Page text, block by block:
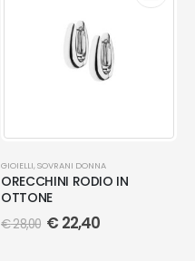
GIOIELLI, SOVRANI DONNA
ORECCHINI RODIO IN
OTTONE
€28,00 € 22,40